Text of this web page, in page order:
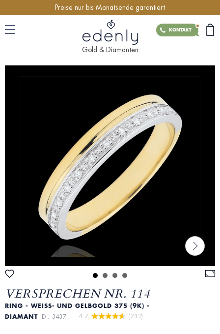
Preise nur bis Monatsende garantiert
KONTAKT
Gold & Diamanten
VERSPRECHEN NR. 114
RING - WEISS- UND GELBGOLD 375 (9K) - D
IAMANT ID : 3437 4.7 (232)